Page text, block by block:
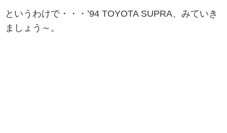
というわけで・・・’94 TOYOTA SUPRA、みていき
ましょう～。